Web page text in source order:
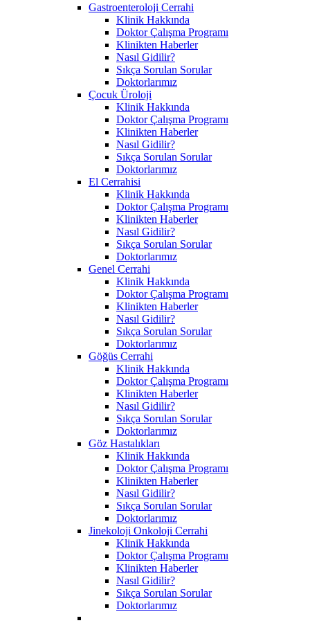
Gastroenteroloji Cerrahi
Klinik Hakkında
Doktor Çalışma Programı
Klinikten Haberler
Nasıl Gidilir?
Sıkça Sorulan Sorular
Doktorlarımız
Çocuk Üroloji
Klinik Hakkında
Doktor Çalışma Programı
Klinikten Haberler
Nasıl Gidilir?
Sıkça Sorulan Sorular
Doktorlarımız
El Cerrahisi
Klinik Hakkında
Doktor Çalışma Programı
Klinikten Haberler
Nasıl Gidilir?
Sıkça Sorulan Sorular
Doktorlarımız
Genel Cerrahi
Klinik Hakkında
Doktor Çalışma Programı
Klinikten Haberler
Nasıl Gidilir?
Sıkça Sorulan Sorular
Doktorlarımız
Göğüs Cerrahi
Klinik Hakkında
Doktor Çalışma Programı
Klinikten Haberler
Nasıl Gidilir?
Sıkça Sorulan Sorular
Doktorlarımız
Göz Hastalıkları
Klinik Hakkında
Doktor Çalışma Programı
Klinikten Haberler
Nasıl Gidilir?
Sıkça Sorulan Sorular
Doktorlarımız
Jinekoloji Onkoloji Cerrahi
Klinik Hakkında
Doktor Çalışma Programı
Klinikten Haberler
Nasıl Gidilir?
Sıkça Sorulan Sorular
Doktorlarımız